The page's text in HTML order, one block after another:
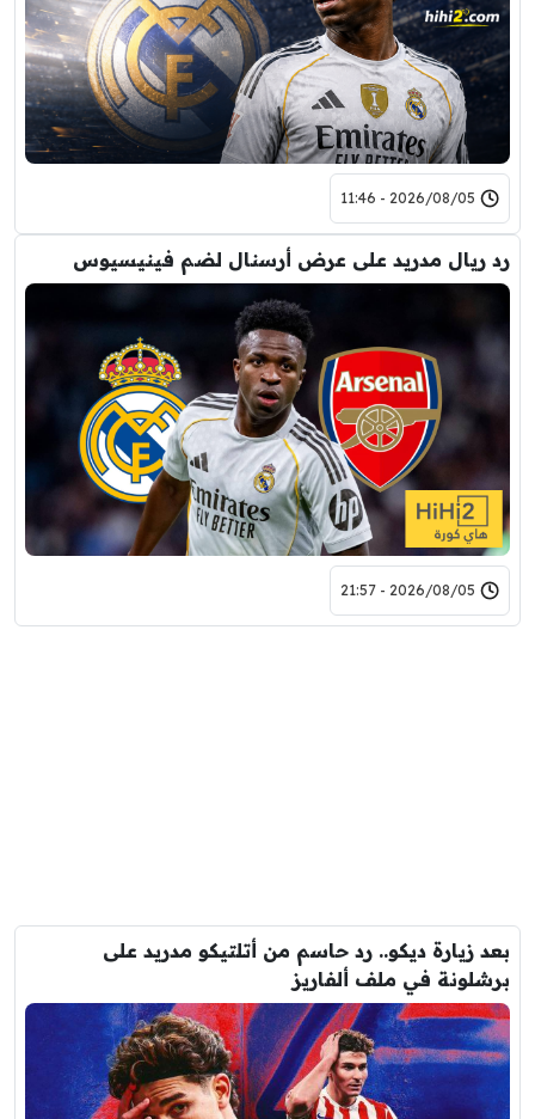
2026/08/05 - 11:46
رد ريال مدريد على عرض أرسنال لضم فينيسيوس
2026/08/05 - 21:57
بعد زيارة ديكو.. رد حاسم من أتلتيكو مدريد على
برشلونة في ملف ألفاريز